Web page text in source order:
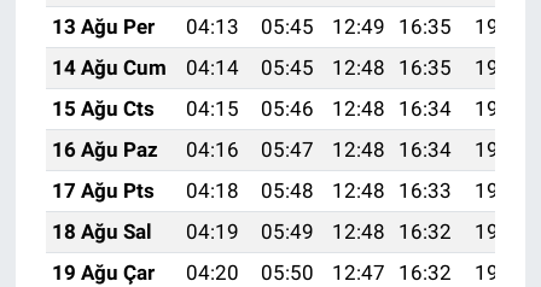
13 Ağu Per
04:13 05:45 12:49 16:35
19:43
14 Ağu Cum
04:14 05:45 12:48 16:35
19:41
15 Ağu Cts
04:15 05:46 12:48 16:34
19:40
16 Ağu Paz
04:16 05:47 12:48 16:34
19:39
17 Ağu Pts
04:18 05:48 12:48 16:33
19:38
18 Ağu Sal
04:19 05:49 12:48 16:32
19:36
19 Ağu Çar
04:20 05:50 12:47 16:32
19:35